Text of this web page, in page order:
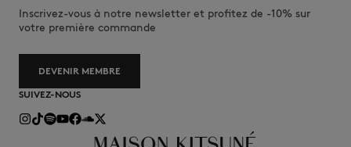
Inscrivez-vous à notre newsletter et profitez de -10% sur
votre première commande
DEVENIR MEMBRE
SUIVEZ-NOUS